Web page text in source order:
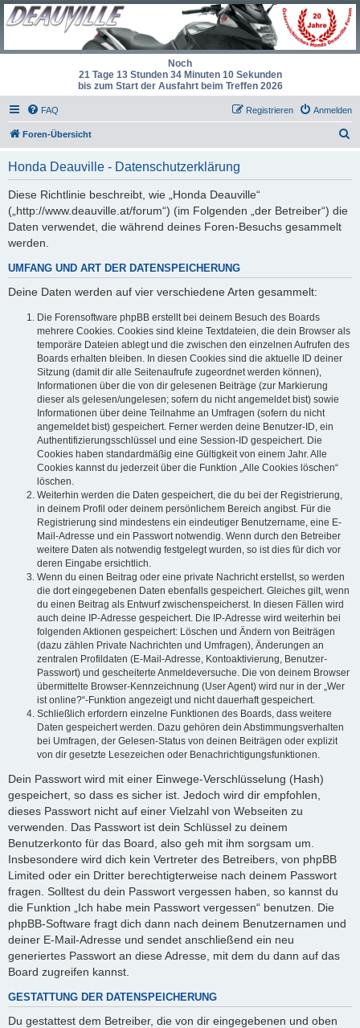
Noch
21 Tage 13 Stunden 34 Minuten 10 Sekunden
bis zum Start der Ausfahrt beim Treffen 2026
FAQ Anmelden
Registrieren
Foren-Übersicht
Honda Deauville - Datenschutzerklärung
Diese Richtlinie beschreibt, wie „Honda Deauville“
(„http://www.deauville.at/forum“) (im Folgenden „der Betreiber“) die
Daten verwendet, die während deines Foren-Besuchs gesammelt
werden.
UMFANG UND ART DER DATENSPEICHERUNG
Deine Daten werden auf vier verschiedene Arten gesammelt:
Die Forensoftware phpBB erstellt bei deinem Besuch des Boards
mehrere Cookies. Cookies sind kleine Textdateien, die dein Browser als
temporäre Dateien ablegt und die zwischen den einzelnen Aufrufen des
Boards erhalten bleiben. In diesen Cookies sind die aktuelle ID deiner
Sitzung (damit dir alle Seitenaufrufe zugeordnet werden können),
Informationen über die von dir gelesenen Beiträge (zur Markierung
dieser als gelesen/ungelesen; sofern du nicht angemeldet bist) sowie
Informationen über deine Teilnahme an Umfragen (sofern du nicht
angemeldet bist) gespeichert. Ferner werden deine Benutzer-ID, ein
Authentifizierungsschlüssel und eine Session-ID gespeichert. Die
Cookies haben standardmäßig eine Gültigkeit von einem Jahr. Alle
Cookies kannst du jederzeit über die Funktion „Alle Cookies löschen“
löschen.
Weiterhin werden die Daten gespeichert, die du bei der Registrierung,
in deinem Profil oder deinem persönlichem Bereich angibst. Für die
Registrierung sind mindestens ein eindeutiger Benutzername, eine E-
Mail-Adresse und ein Passwort notwendig. Wenn durch den Betreiber
weitere Daten als notwendig festgelegt wurden, so ist dies für dich vor
deren Eingabe ersichtlich.
Wenn du einen Beitrag oder eine private Nachricht erstellst, so werden
die dort eingegebenen Daten ebenfalls gespeichert. Gleiches gilt, wenn
du einen Beitrag als Entwurf zwischenspeicherst. In diesen Fällen wird
auch deine IP-Adresse gespeichert. Die IP-Adresse wird weiterhin bei
folgenden Aktionen gespeichert: Löschen und Ändern von Beiträgen
(dazu zählen Private Nachrichten und Umfragen), Änderungen an
zentralen Profildaten (E-Mail-Adresse, Kontoaktivierung, Benutzer-
Passwort) und gescheiterte Anmeldeversuche. Die von deinem Browser
übermittelte Browser-Kennzeichnung (User Agent) wird nur in der „Wer
ist online?“-Funktion angezeigt und nicht dauerhaft gespeichert.
Schließlich erfordern einzelne Funktionen des Boards, dass weitere
Daten gespeichert werden. Dazu gehören dein Abstimmungsverhalten
bei Umfragen, der Gelesen-Status von deinen Beiträgen oder explizit
von dir gesetzte Lesezeichen oder Benachrichtigungsfunktionen.
Dein Passwort wird mit einer Einwege-Verschlüsselung (Hash)
gespeichert, so dass es sicher ist. Jedoch wird dir empfohlen,
dieses Passwort nicht auf einer Vielzahl von Webseiten zu
verwenden. Das Passwort ist dein Schlüssel zu deinem
Benutzerkonto für das Board, also geh mit ihm sorgsam um.
Insbesondere wird dich kein Vertreter des Betreibers, von phpBB
Limited oder ein Dritter berechtigterweise nach deinem Passwort
fragen. Solltest du dein Passwort vergessen haben, so kannst du
die Funktion „Ich habe mein Passwort vergessen“ benutzen. Die
phpBB-Software fragt dich dann nach deinem Benutzernamen und
deiner E-Mail-Adresse und sendet anschließend ein neu
generiertes Passwort an diese Adresse, mit dem du dann auf das
Board zugreifen kannst.
GESTATTUNG DER DATENSPEICHERUNG
Du gestattest dem Betreiber, die von dir eingegebenen und oben